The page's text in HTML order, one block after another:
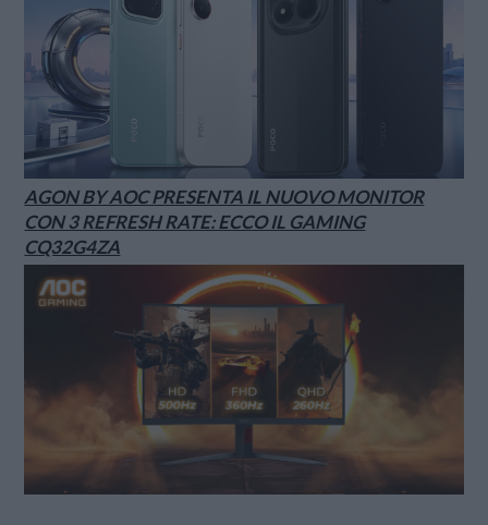
AGON BY AOC PRESENTA IL NUOVO MONITOR
CON 3 REFRESH RATE: ECCO IL GAMING
CQ32G4ZA